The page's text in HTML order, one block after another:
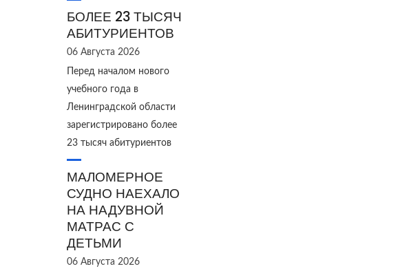
БОЛЕЕ 23 ТЫСЯЧ
АБИТУРИЕНТОВ
06 Августа 2026
Перед началом нового
учебного года в
Ленинградской области
зарегистрировано более
23 тысяч абитуриентов
МАЛОМЕРНОЕ
СУДНО НАЕХАЛО
НА НАДУВНОЙ
МАТРАС С
ДЕТЬМИ
06 Августа 2026